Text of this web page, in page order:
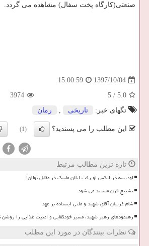
صنعتی(كارگاه پخت سفال) مشاهده می گردد.
1397/10/04
15:00:59
5.0
/
5
3974
تگهای خبر:
تاریخی , رمان
این مطلب را می پسندید؟ (1)
تازه ترین مطالب مرتبط
اودیسه در ایکس لو رفت ایلان ماسک در مقابل نولان!
تشییع قرن مستند می شود
شام غریبان آقای شهید و ملتی ایستاده بر عهد
رهنمودهای رهبر شهید، مسیر خودکفایی و امنیت غذایی را
نظرات بینندگان در مورد این مطلب